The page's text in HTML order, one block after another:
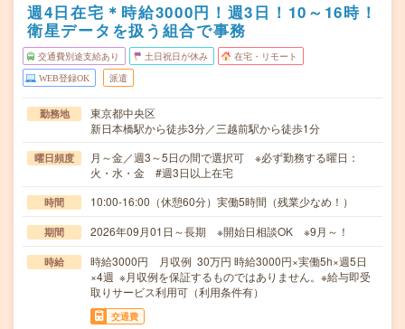
週4日在宅＊時給3000円！週3日！10～16時！
衛星データを扱う組合で事務
交通費別途支給あり 土日祝日が休み 在宅・リモート
WEB登録OK 派遣
勤務地
東京都中央区
新日本橋駅から徒歩3分／三越前駅から徒歩1分
曜日頻度
月～金／週3～5日の間で選択可 ※必ず勤務する曜日：
火・水・金 #週3日以上在宅
時間 10:00-16:00（休憩60分）実働5時間（残業少なめ！）
期間 2026年09月01日～長期 ※開始日相談OK ※9月～！
時給
時給3000円 月収例 30万円 時給3000円×実働5h×週5日
×4週 ※月収例を保証するものではありません。※給与即受
取りサービス利用可（利用条件有）
交通費